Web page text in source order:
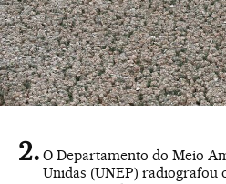
O Departamento do Meio
Unidas (UNEP) radiografou